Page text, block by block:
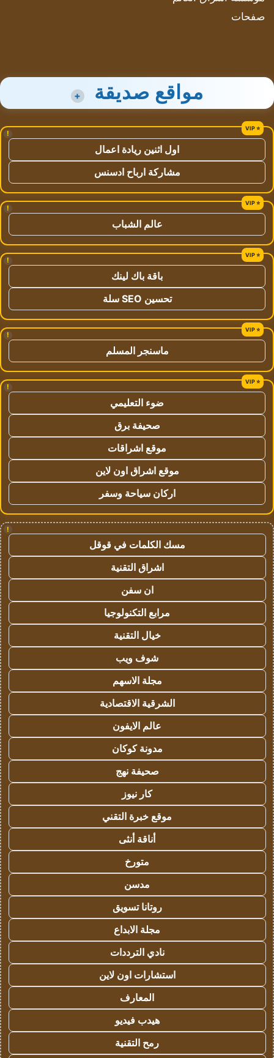
صفحات
مواقع صديقة +
!
اول اثنين ريادة اعمال
مشاركة ارباح ادسنس
!
عالم الشباب
!
باقة باك لينك
تحسين SEO سلة
!
ماسنجر المسلم
!
ضوء التعليمي
صحيفة برق
موقع اشراقات
موقع اشراق اون لاين
اركان سياحة وسفر
!
مسك الكلمات في قوقل
اشراق التقنية
ان سفن
مرابع التكنولوجيا
خيال التقنية
شوف ويب
مجلة الاسهم
الشرقية الاقتصادية
عالم الايفون
مدونة كوكان
صحيفة نهج
كار نيوز
موقع خبرة التقني
أناقة أنثى
متورخ
مدسن
روتانا تسويق
مجلة الابداع
نادي الترددات
استشارات اون لاين
المعارف
هيدب فيديو
رمح التقنية